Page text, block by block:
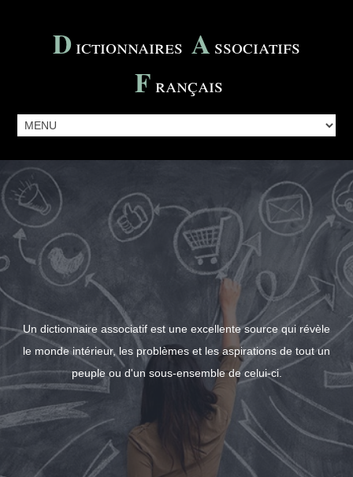
DIctionnaires A Ssociatifs
FRançais
Un dictionnaire associatif est une excellente source qui révèle
le monde intérieur, les problèmes et les aspirations de tout un
peuple ou d'un sous-ensemble de celui-ci.